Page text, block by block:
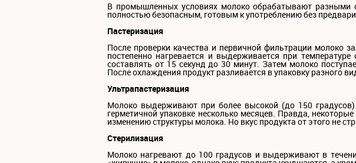
В промышленных условиях молоко обрабатывают разными
полностью безопасным, готовым к употреблению без
Пастеризация
После проверки качества и первичной фильтрации молоко
постепенно нагревается и выдерживается при
составлять от 15 секунд до 30 минут. Затем молоко
После охлаждения продукт разливается в упаковку разного
Ультрапастеризация
Молоко выдерживают при более высокой (до 150
герметичной упаковке несколько месяцев. Правда,
изменению структуры молока. Но вкус продукта от этого не
Стерилизация
Молоко нагревают до 100 градусов и выдерживают в